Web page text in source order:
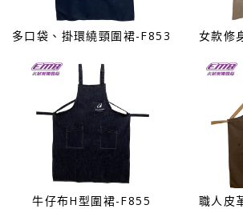
多口袋、掛環繞頸圍裙-F853 女款修
牛仔布H型圍裙-F855 職人皮